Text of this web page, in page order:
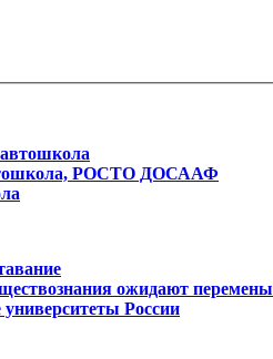
РОСТО ДОСААФ
ожидают перемены
Роcсии